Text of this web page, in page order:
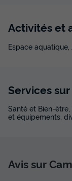
Activités et
Espace
Services
Santé et Bien-
et équipements,
Avis sur